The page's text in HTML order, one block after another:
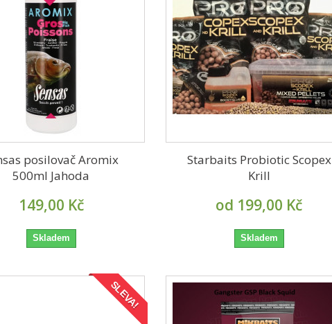
posilovač Aromix
500ml Jahoda
149,00 Kč
Skladem
Starbaits Probiotic Scopex
Krill
od 199,00 Kč
Skladem
SLEVA!